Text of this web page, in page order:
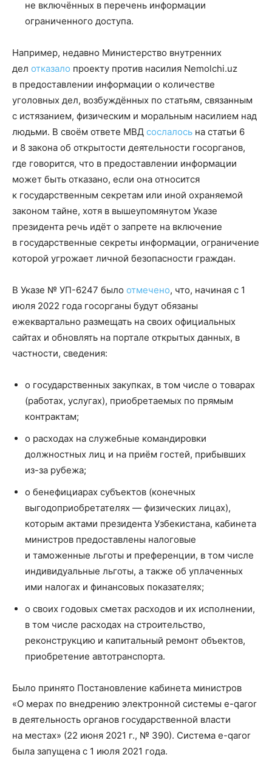
не включённых в перечень информации
ограниченного доступа.
Например, недавно Министерство внутренних
дел отказало проекту против насилия Nemolchi.uz
в предоставлении информации о количестве
уголовных дел, возбуждённых по статьям, связанным
с истязанием, физическим и моральным насилием над
людьми. В своём ответе МВД сослалось на статьи 6
и 8 закона об открытости деятельности госорганов,
где говорится, что в предоставлении информации
может быть отказано, если она относится
к государственным секретам или иной охраняемой
законом тайне, хотя в вышеупомянутом Указе
президента речь идёт о запрете на включение
в государственные секреты информации, ограничение
которой угрожает личной безопасности граждан.
В Указе № УП-6247 было отмечено, что, начиная с 1
июля 2022 года госорганы будут обязаны
ежеквартально размещать на своих официальных
сайтах и обновлять на портале открытых данных, в
частности, сведения:
о государственных закупках, в том числе о товарах
(работах, услугах), приобретаемых по прямым
контрактам;
о расходах на служебные командировки
должностных лиц и на приём гостей, прибывших
из-за рубежа;
о бенефициарах субъектов (конечных
выгодоприобретателях — физических лицах),
которым актами президента Узбекистана, кабинета
министров предоставлены налоговые
и таможенные льготы и преференции, в том числе
индивидуальные льготы, а также об уплаченных
ими налогах и финансовых показателях;
о своих годовых сметах расходов и их исполнении,
в том числе расходах на строительство,
реконструкцию и капитальный ремонт объектов,
приобретение автотранспорта.
Было принято Постановление кабинета министров
«О мерах по внедрению электронной системы e-qaror
в деятельность органов государственной власти
на местах» (22 июня 2021 г., № 390). Система e-qaror
была запущена с 1 июля 2021 года.